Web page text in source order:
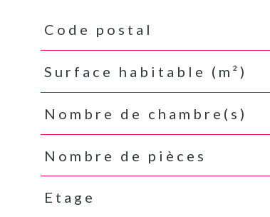
Caractéristiques Valeurs
Code postal
Surface habitable (m²)
Nombre de chambre(s)
Nombre de pièces
Etage